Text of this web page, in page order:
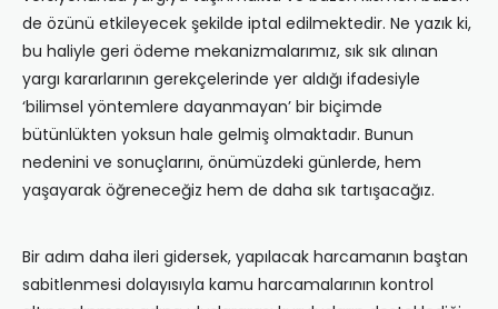
de özünü etkileyecek şekilde iptal edilmektedir. Ne yazık ki,
bu haliyle geri ödeme mekanizmalarımız, sık sık alınan
yargı kararlarının gerekçelerinde yer aldığı ifadesiyle
‘bilimsel yöntemlere dayanmayan’ bir biçimde
bütünlükten yoksun hale gelmiş olmaktadır. Bunun
nedenini ve sonuçlarını, önümüzdeki günlerde, hem
yaşayarak öğreneceğiz hem de daha sık tartışacağız.
Bir adım daha ileri gidersek, yapılacak harcamanın baştan
sabitlenmesi dolayısıyla kamu harcamalarının kontrol